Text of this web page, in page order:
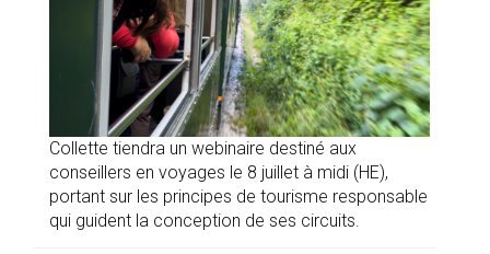
Collette tiendra un webinaire destiné aux
conseillers en voyages le 8 juillet à midi (HE),
portant sur les principes de tourisme responsable
qui guident la conception de ses circuits.